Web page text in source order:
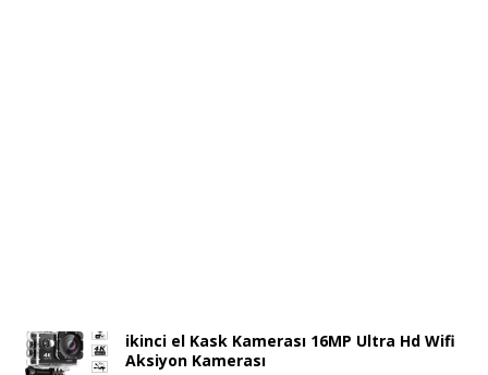
ikinci el Kask Kamerası 16MP Ultra Hd Wifi
Aksiyon Kamerası